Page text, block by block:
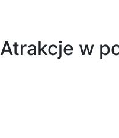
Atrakcje w